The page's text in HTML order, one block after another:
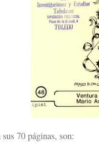
70 páginas, son: